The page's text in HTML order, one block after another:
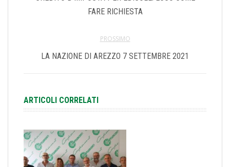
FARE RICHIESTA
PROSSIMO
LA NAZIONE DI AREZZO 7 SETTEMBRE 2021
ARTICOLI CORRELATI